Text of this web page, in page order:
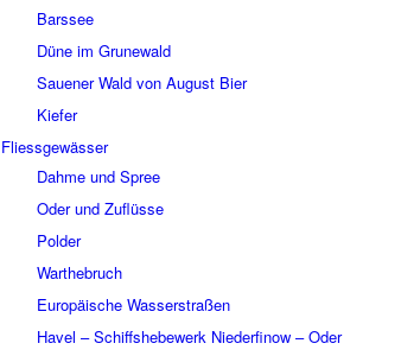
Bars­see
Düne im Grune­wald
Saue­ner Wald von August Bier
Kiefer
Fliess­ge­wäs­ser
Dahme und Spree
Oder und Zuflüsse
Polder
Wart­he­bruch
Euro­päi­sche Wasser­stra­ßen
Havel – Schiffs­he­be­werk Nieder­fi­now – Oder